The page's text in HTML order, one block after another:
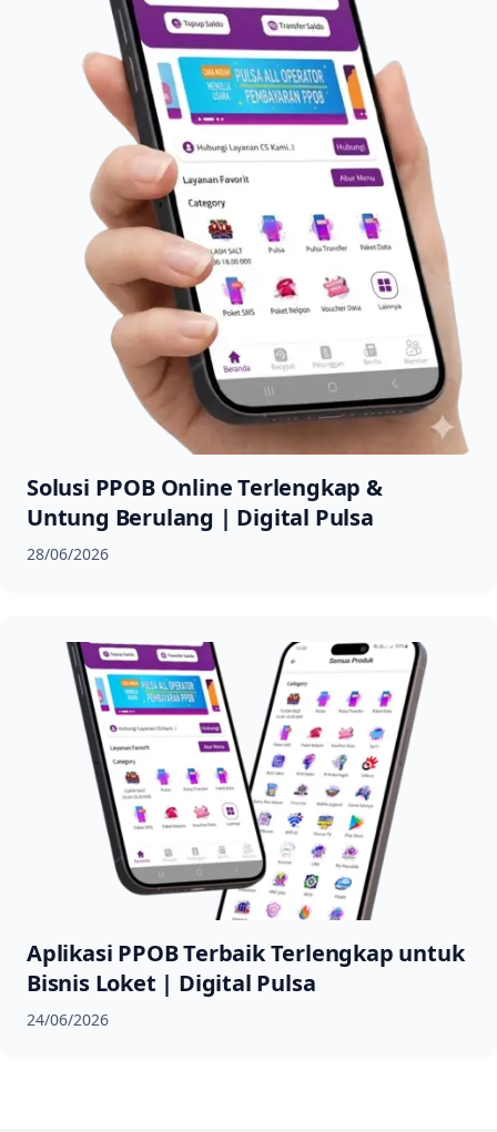
Solusi PPOB Online Terlengkap &
Untung Berulang | Digital Pulsa
28/06/2026
Aplikasi PPOB Terbaik Terlengkap untuk
Bisnis Loket | Digital Pulsa
24/06/2026